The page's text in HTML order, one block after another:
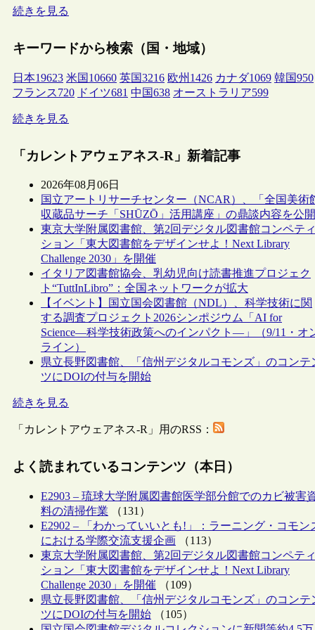
続きを見る
キーワードから検索（国・地域）
日本19623 米国 10660 英国3216 欧州 1426 カナダ1069 韓国950
フランス720 ドイツ681 中国638 オーストラリア599
続きを見る
「カレントアウェアネス-R」新着記事
2026年08月06日
国立アートリサーチセンター（NCAR）、「全国美術
収蔵品サーチ「SHŪZŌ」活用講座」の鼎談内容を公開
東京大学附属図書館、第2回デジタル図書館コンペティ
ション「東大図書館をデザインせよ！Next Library
Challenge 2030」を開催
イタリア図書館協会、乳幼児向け読書推進プロジェク
ト“TuttInLibro”：全国ネットワークが拡大
【イベント】国立国会図書館（NDL）、科学技術に関
する調査プロジェクト2026シンポジウム「AI for
Science―科学技術政策へのインパクト―」（9/11・オ
ライン）
県立長野図書館、「信州デジタルコモンズ」のコンテ
ツにDOIの付与を開始
続きを見る
「カレントアウェアネス-R」用のRSS：
よく読まれているコンテンツ（本日）
E2903 – 琉球大学附属図書館医学部分館でのカビ被害
料の清掃作業 （131）
E2902 – 「わかっていいとも!」：ラーニング・コモン
における学際交流支援企画 （113）
東京大学附属図書館、第2回デジタル図書館コンペティ
ション「東大図書館をデザインせよ！Next Library
Challenge 2030」を開催 （109）
県立長野図書館、「信州デジタルコモンズ」のコンテ
ツにDOIの付与を開始 （105）